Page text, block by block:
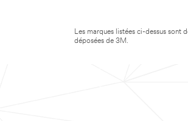
Les marques listées ci-dessus sont
déposées de 3M.